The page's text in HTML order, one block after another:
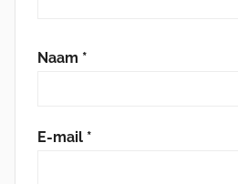
Naam *
E-mail *